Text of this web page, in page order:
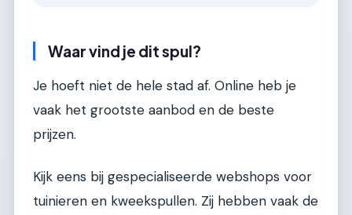
Waar vind je dit spul?
Je hoeft niet de hele stad af. Online heb je
vaak het grootste aanbod en de beste
prijzen.
Kijk eens bij gespecialiseerde webshops voor
tuinieren en kweekspullen. Zij hebben vaak de